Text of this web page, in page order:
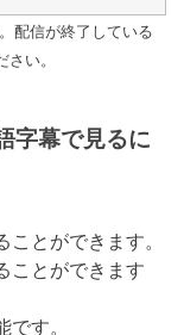
配信が終了している
い。
字幕で見るに
とができます。
ことができます
す。